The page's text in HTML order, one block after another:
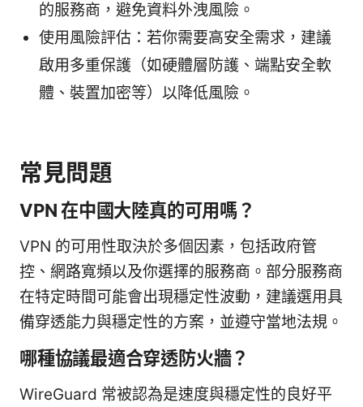
的服務商，避免資料外洩風險。
使用風險評估：若你需要高安全需求，建議
啟用多重保護（如硬體層防護、端點安全軟
體、裝置加密等）以降低風險。
常見問題
VPN 在中國大陸真的可用嗎？
VPN 的可用性取決於多個因素，包括政府管
控、網路寬頻以及你選擇的服務商。部分服務商
在特定時間可能會出現穩定性波動，建議選用具
備穿透能力與穩定性的方案，並遵守當地法規。
哪種協議最適合穿透防火牆？
WireGuard 常被認為是速度與穩定性的良好平